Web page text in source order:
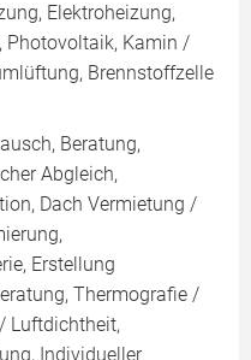
Elektroheizung,
Photovoltaik, Kamin /
Brennstoffzelle
Beratung,
Abgleich,
Dach Vermietung /
Erstellung
Thermografie /
Luftdichtheit,
Individueller